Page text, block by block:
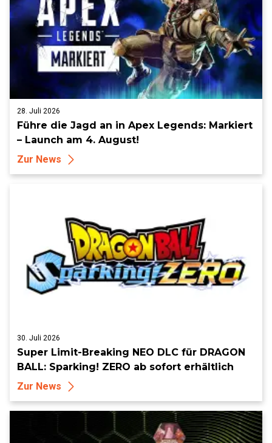
28. Juli 2026
Führe die Jagd an in Apex Legends: Markiert
– Launch am 4. August!
Zur News
30. Juli 2026
Super Limit-Breaking NEO DLC für DRAGON
BALL: Sparking! ZERO ab sofort erhältlich
Zur News